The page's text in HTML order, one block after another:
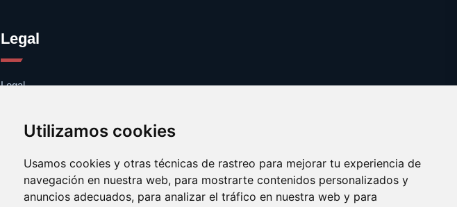
Utilizamos cookies
Usamos cookies y otras técnicas de rastreo para mejorar tu experiencia de
navegación en nuestra web, para mostrarte contenidos personalizados y
anuncios adecuados, para analizar el tráfico en nuestra web y para
Legal
Legal
Contacto